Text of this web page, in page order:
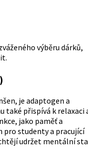
výběru dárků,
je adaptogen a
také přispívá k relaxaci
jako paměť a
pro studenty a pracující
udržet mentální